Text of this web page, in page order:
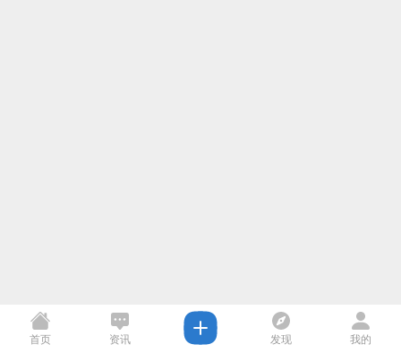
首页 资讯 发现 我的